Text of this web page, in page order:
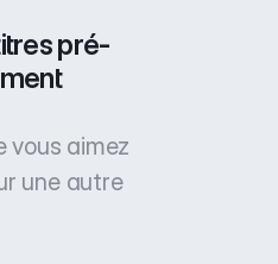
pré-
vous aimez
une autre